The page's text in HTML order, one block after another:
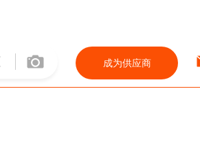
成为供应商